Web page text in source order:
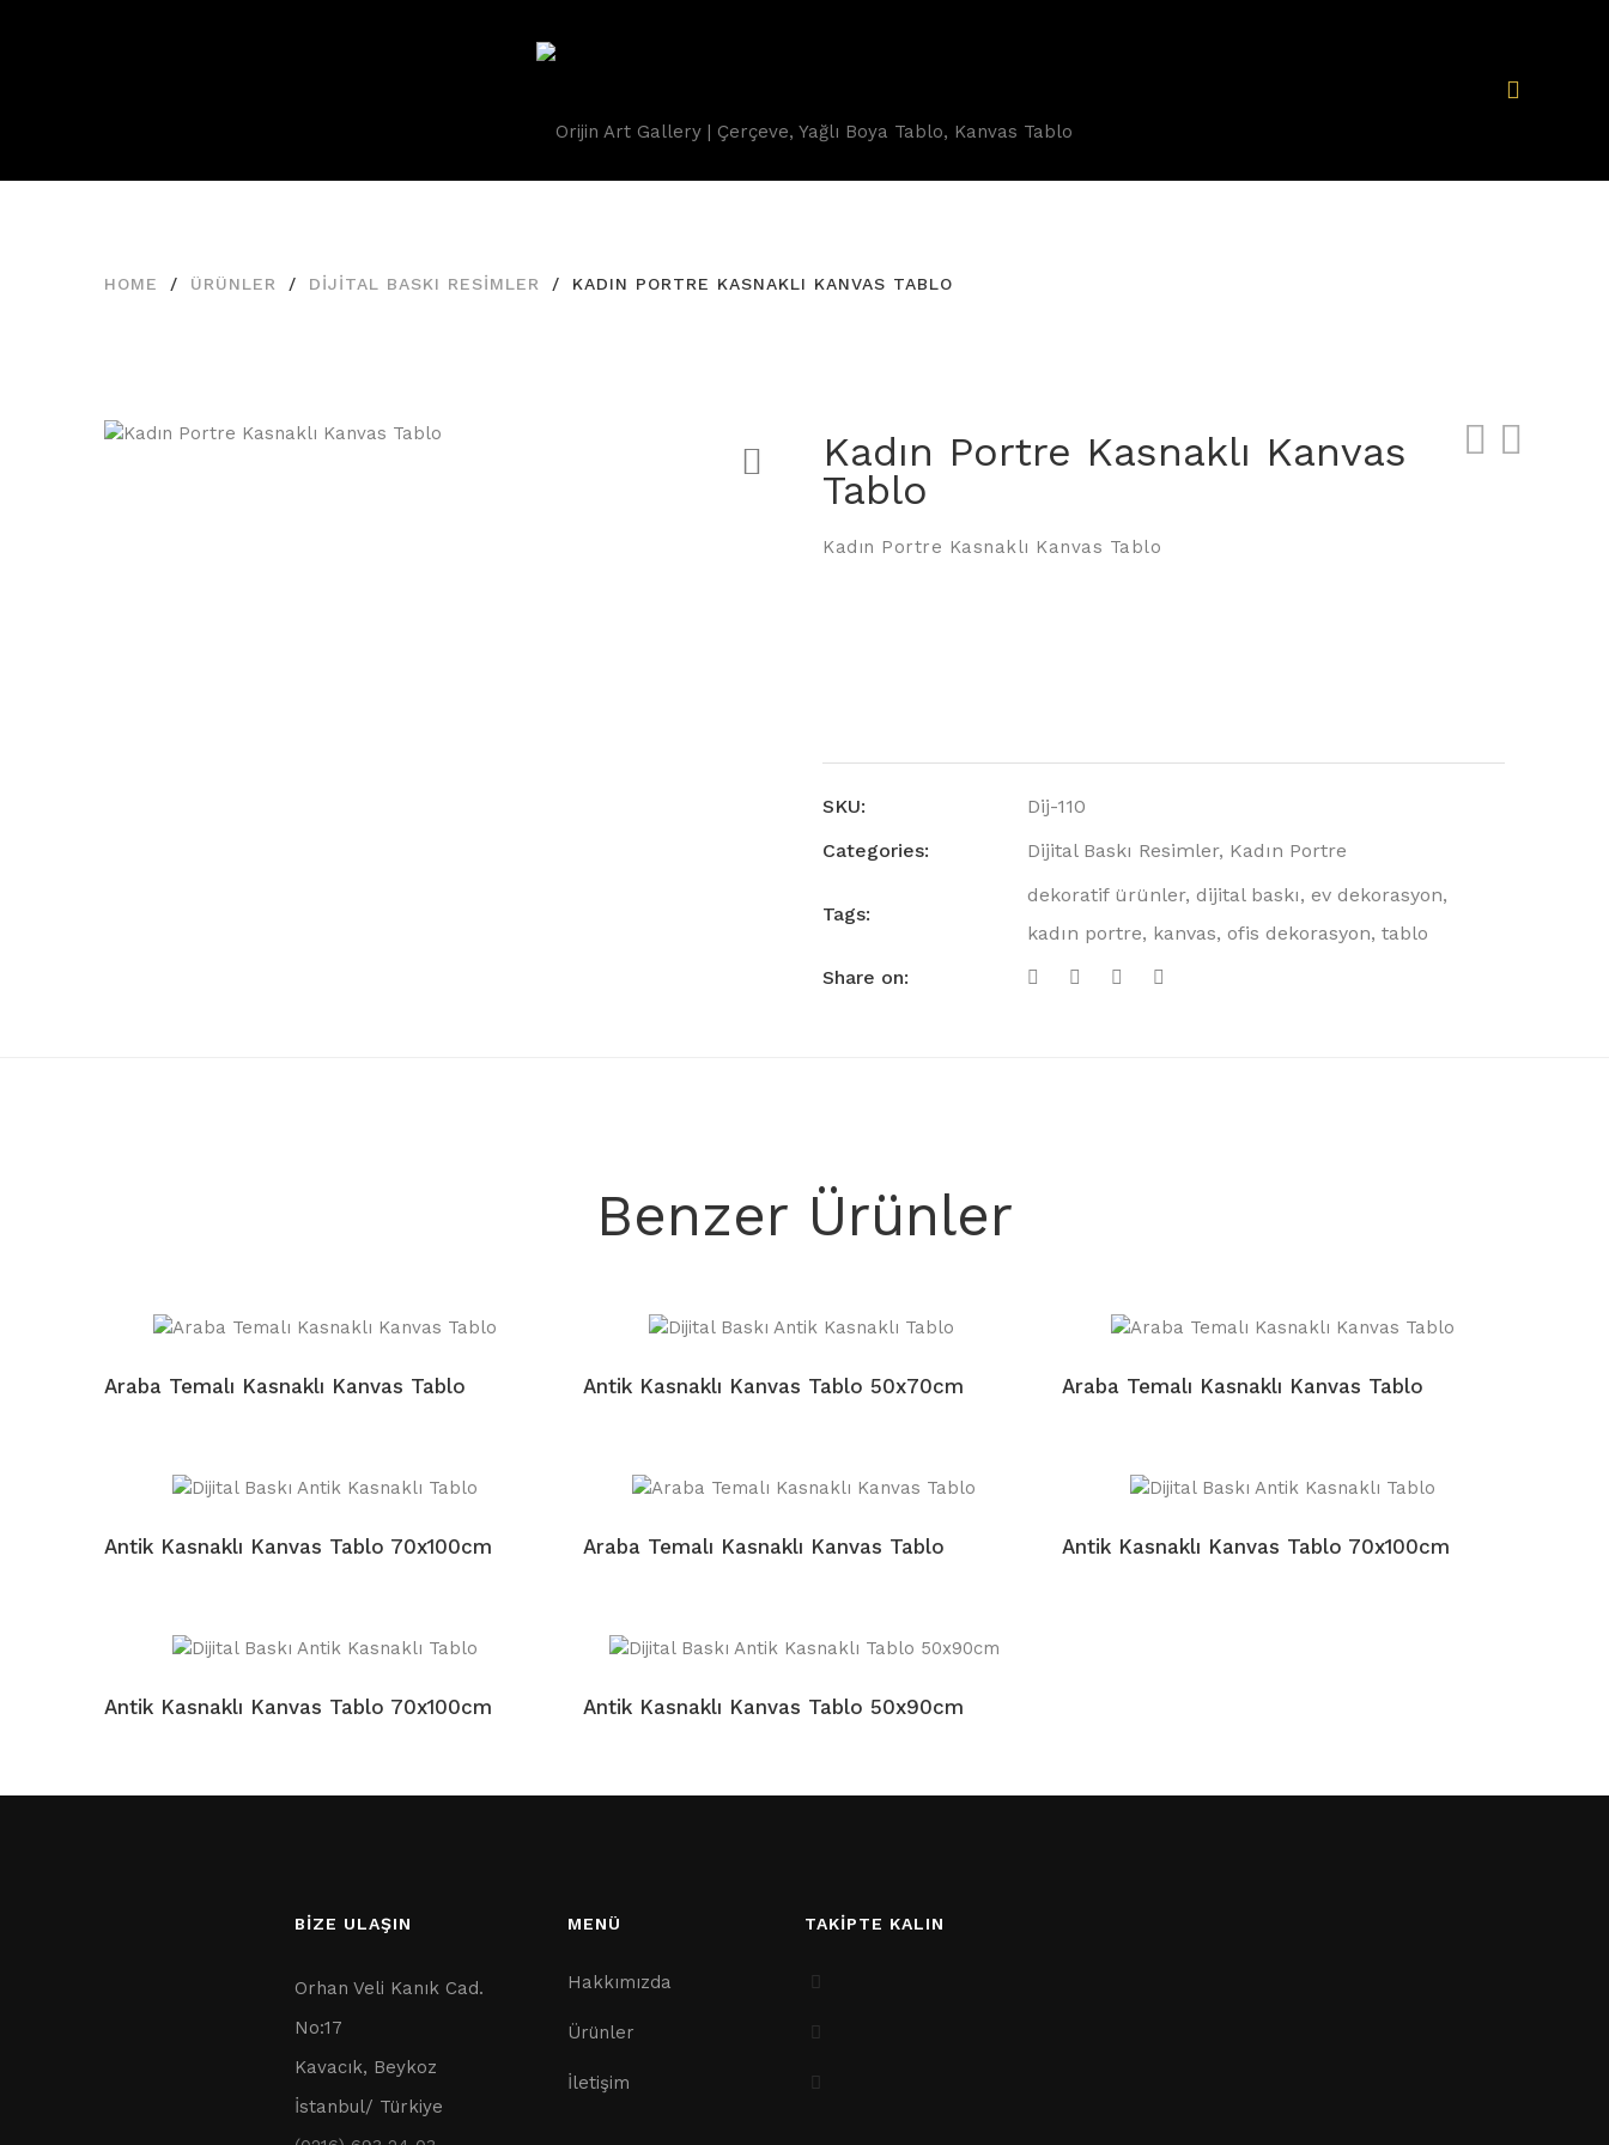
HOME ÜRÜNLER DIJITAL BASKI RESIMLER KADIN PORTRE KASNAKLI KANVAS TABLO
Kadın Portre Kasnaklı Kanvas
Tablo
Kadın Portre Kasnaklı Kanvas Tablo
SKU:
Dij-110
Categories:
Dijital Baskı Resimler, Kadın Portre
Tags:
dekoratif ürünler, dijital baskı, ev dekorasyon,
kadın portre, kanvas, ofis dekorasyon, tablo
Share on:
Benzer Ürünler
Araba Temalı Kasnaklı Kanvas Tablo Antik Kasnaklı Kanvas Tablo 50x70cm Araba Temalı Kasnaklı Kanvas Tablo
Antik Kasnaklı Kanvas Tablo 70x100cm Araba Temalı Kasnaklı Kanvas Tablo Antik Kasnaklı Kanvas Tablo 70x100cm
Antik Kasnaklı Kanvas Tablo 70x100cm Antik Kasnaklı Kanvas Tablo 50x90cm
BİZE ULAŞIN
Orhan Veli Kanık Cad.
No:17
Kavacık, Beykoz
İstanbul/ Türkiye
MENÜ
Hakkımızda
Ürünler
İletişim
TAKİPTE KALIN